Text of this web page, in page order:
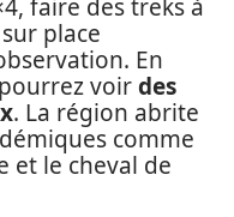
faire des treks à
place
En
voirdes
. La région abrite
comme
et le cheval de